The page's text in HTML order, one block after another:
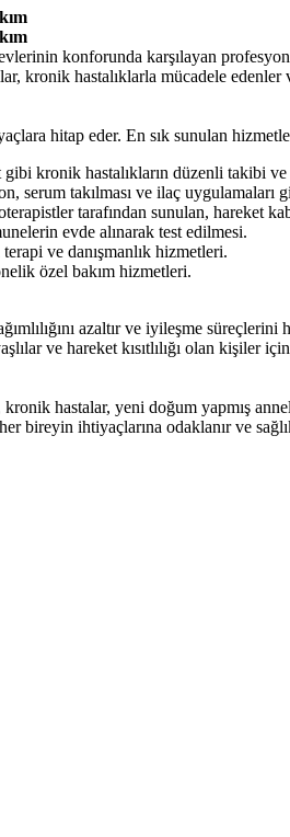
konforunda karşılayan
kronik hastalıklarla mücadele
hitap eder. En sık sunulan
kronik hastalıkların düzenli takibi
serum takılması ve ilaç
tarafından sunulan, hareket
evde alınarak test edilmesi.
ve danışmanlık hizmetleri.
özel bakım hizmetleri.
azaltır ve iyileşme
ve hareket kısıtlılığı olan kişiler
kronik hastalar, yeni doğum yapmış
bireyin ihtiyaçlarına odaklanır ve